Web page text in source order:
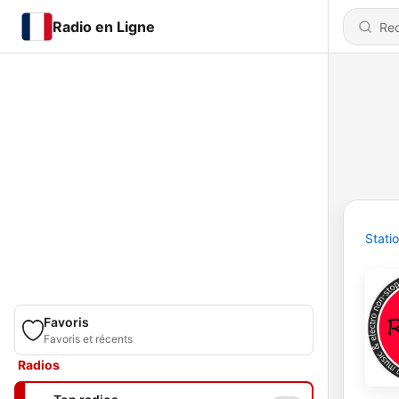
Radio en Ligne
Favoris
Favoris et récents
Radios